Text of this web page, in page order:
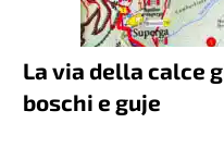
La via della calce
boschi e guje